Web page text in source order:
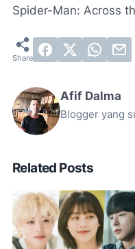
Spider-Man: Across
Afif Dalma
Blogger yang
Related Posts